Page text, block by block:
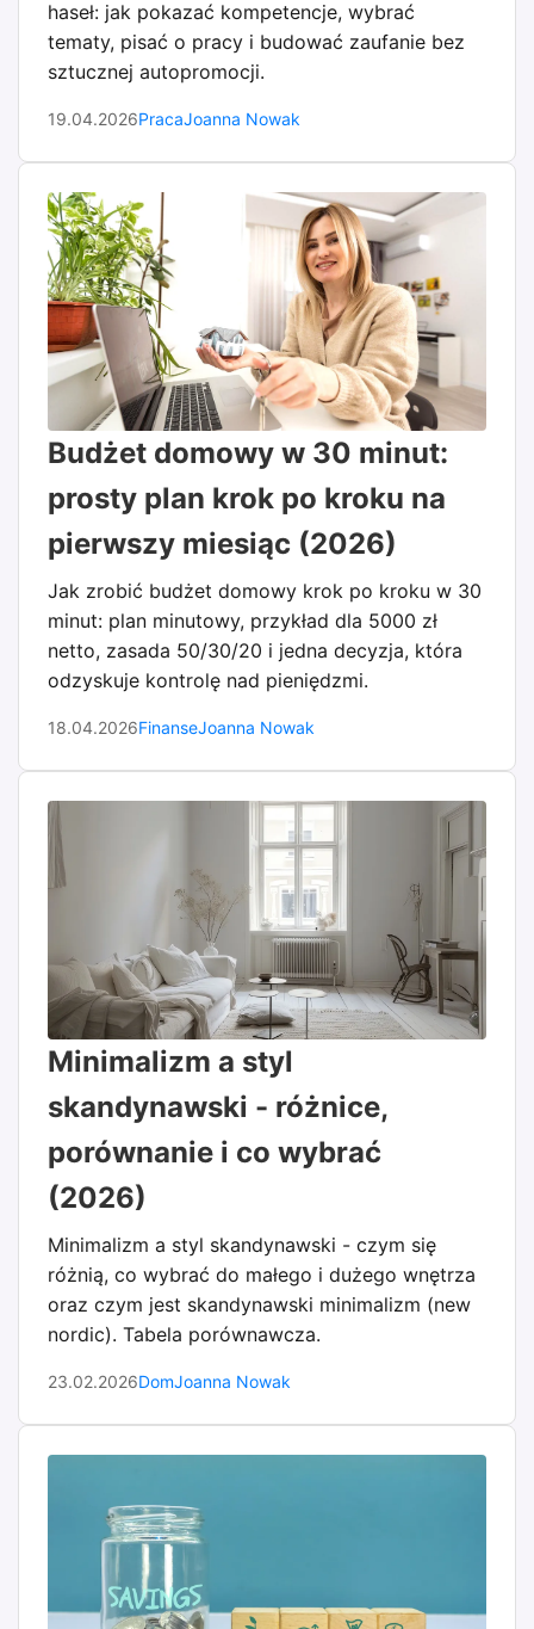
haseł: jak pokazać kompetencje, wybrać
tematy, pisać o pracy i budować zaufanie bez
sztucznej autopromocji.
19.04.2026PracaJoanna Nowak
Budżet domowy w 30 minut:
prosty plan krok po kroku na
pierwszy miesiąc (2026)
Jak zrobić budżet domowy krok po kroku w 30
minut: plan minutowy, przykład dla 5000 zł
netto, zasada 50/30/20 i jedna decyzja, która
odzyskuje kontrolę nad pieniędzmi.
18.04.2026FinanseJoanna Nowak
Minimalizm a styl
skandynawski - różnice,
porównanie i co wybrać
(2026)
Minimalizm a styl skandynawski - czym się
różnią, co wybrać do małego i dużego wnętrza
oraz czym jest skandynawski minimalizm (new
nordic). Tabela porównawcza.
23.02.2026DomJoanna Nowak